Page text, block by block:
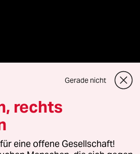
Vertriebs GmbH
Fragen oder für Genehmigungen
Gerade nicht
rechts
eine offene Gesellschaft!